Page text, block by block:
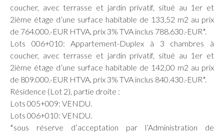
coucher, avec terrasse et jardin privatif, situé au 1er et
2ième étage d’une surface habitable de 133,52 m2 au prix
de 764.000.-EUR HTVA, prix 3% TVA inclus 788.630.-EUR*.
Lots 006+010: Appartement-Duplex à 3 chambres à
coucher, avec terrasse et jardin privatif, situé au 1er et
2ième étage d’une surface habitable de 142,00 m2 au prix
de 809.000.-EUR HTVA, prix 3% TVA inclus 840.430.-EUR*.
Résidence (Lot 2), partie droite :
Lots 005+009: VENDU.
Lots 006+010: VENDU.
*sous réserve d’acceptation par l’Administration de